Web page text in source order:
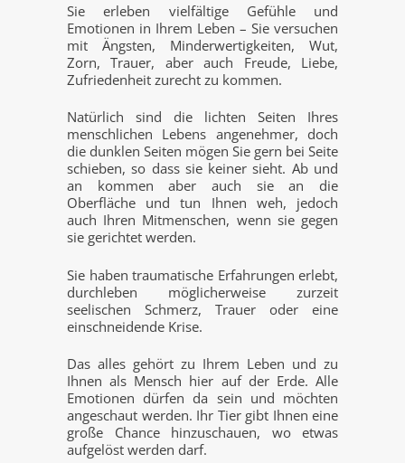
Sie erleben vielfältige Gefühle und
Emotionen in Ihrem Leben – Sie versuchen
mit Ängsten, Minderwertigkeiten, Wut,
Zorn, Trauer, aber auch Freude, Liebe,
Zufriedenheit zurecht zu kommen.
Natürlich sind die lichten Seiten Ihres
menschlichen Lebens angenehmer, doch
die dunklen Seiten mögen Sie gern bei Seite
schieben, so dass sie keiner sieht. Ab und
an kommen aber auch sie an die
Oberfläche und tun Ihnen weh, jedoch
auch Ihren Mitmenschen, wenn sie gegen
sie gerichtet werden.
Sie haben traumatische Erfahrungen erlebt,
durchleben möglicherweise zurzeit
seelischen Schmerz, Trauer oder eine
einschneidende Krise.
Das alles gehört zu Ihrem Leben und zu
Ihnen als Mensch hier auf der Erde. Alle
Emotionen dürfen da sein und möchten
angeschaut werden. Ihr Tier gibt Ihnen eine
große Chance hinzuschauen, wo etwas
aufgelöst werden darf.